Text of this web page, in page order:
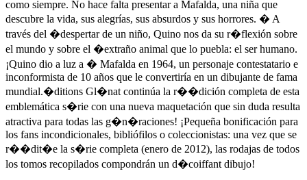
como siempre. No hace falta presentar a Mafalda, una niña que
descubre la vida, sus alegrías, sus absurdos y sus horrores. � A
través del �despertar de un niño, Quino nos da su r�flexión sobre
el mundo y sobre el �extraño animal que lo puebla: el ser humano.
¡Quino dio a luz a � Mafalda en 1964, un personaje contestatario e
inconformista de 10 años que le convertiría en un dibujante de fama
mundial.�ditions Gl�nat continúa la r��dición completa de esta
emblemática s�rie con una nueva maquetación que sin duda resulta
atractiva para todas las g�n�raciones! ¡Pequeña bonificación para
los fans incondicionales, bibliófilos o coleccionistas: una vez que se
r��dit�e la s�rie completa (enero de 2012), las rodajas de todos
los tomos recopilados compondrán un d�coiffant dibujo!